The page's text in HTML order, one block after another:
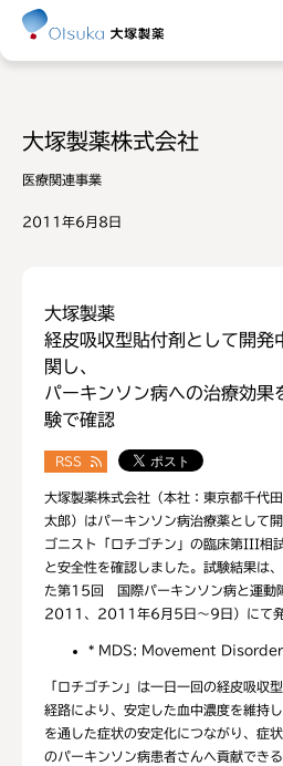
大塚製薬株式会社
医療関連事業
2011年6月8日
大塚製薬
経皮吸収型貼付剤として開発
関し、
パーキンソン病への治療効
験で確認
RSS
大塚製薬株式会社（本社：東京都千代
太郎）はパーキンソン病治療薬として
ゴニスト「ロチゴチン」の臨床第III相
と安全性を確認しました。試験結果は
た第15回 国際パーキンソン病と運動
2011、2011年6月5日～9日）にて発
* MDS: Movement
「ロチゴチン」は一日一回の経皮吸収
経路により、安定した血中濃度を維持
を通した症状の安定化につながり、症
のパーキンソン病患者さんへ貢献でき